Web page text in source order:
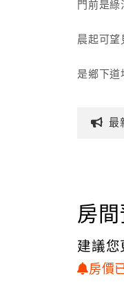
門前是綠
晨起可
是鄉下道
旅畢 帶
期待早日
最
房
建議您
房價